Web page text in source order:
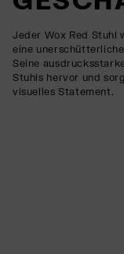
Jeder Wox Red Stuhl
eine
Seine
Stuhls hervor und
visuelles Statement.